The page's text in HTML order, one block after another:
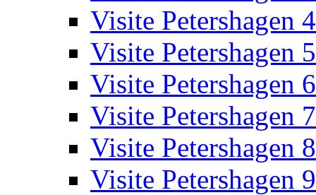
Visite Petershagen 4
Visite Petershagen 5
Visite Petershagen 6
Visite Petershagen 7
Visite Petershagen 8
Visite Petershagen 9